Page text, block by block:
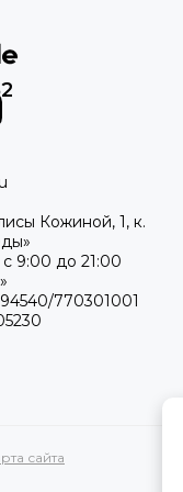
Кожиной, 1, к.
9:00 до 21:00
770301001
сайта